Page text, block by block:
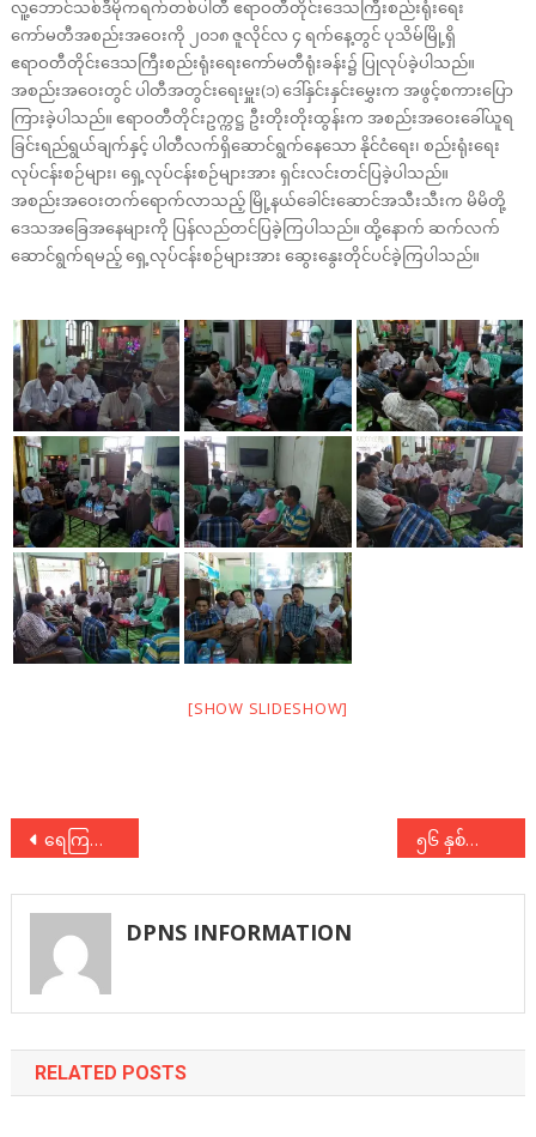
လူ့ဘောင်သစ်ဒီမိုကရက်တစ်ပါတီ ဧရာဝတီတိုင်းဒေသကြီးစည်းရုံးရေး
ကော်မတီအစည်းအဝေးကို ၂၀၁၈ ဇူလိုင်လ ၄ ရက်နေ့တွင် ပုသိမ်မြို့ရှိ
ဧရာဝတီတိုင်းဒေသကြီးစည်းရုံးရေးကော်မတီရုံးခန်း၌ ပြုလုပ်ခဲ့ပါသည်။
အစည်းအဝေးတွင် ပါတီအတွင်းရေးမှူး(၁) ဒေါ်နှင်းနှင်းမွှေးက အဖွင့်စကားပြော
ကြားခဲ့ပါသည်။ ဧရာဝတီတိုင်းဥက္ကဋ္ဌ ဦးတိုးတိုးထွန်းက အစည်းအဝေးခေါ်ယူရ
ခြင်းရည်ရွယ်ချက်နှင့် ပါတီလက်ရှိဆောင်ရွက်နေသော နိုင်ငံရေး၊ စည်းရုံးရေး
လုပ်ငန်းစဉ်များ၊ ရှေ့လုပ်ငန်းစဉ်များအား ရှင်းလင်းတင်ပြခဲ့ပါသည်။
အစည်းအဝေးတက်ရောက်လာသည့် မြို့နယ်ခေါင်းဆောင်အသီးသီးက မိမိတို့
ဒေသအခြေအနေများကို ပြန်လည်တင်ပြခဲ့ကြပါသည်။ ထို့နောက် ဆက်လက်
ဆောင်ရွက်ရမည့် ရှေ့လုပ်ငန်းစဉ်များအား ဆွေးနွေးတိုင်ပင်ခဲ့ကြပါသည်။
[SHOW SLIDESHOW]
Post
navigation
ရေကြည်မြို့နယ်စည်းရုံးရေးမှူးများနှင့် ပါတီဗဟိုစည်းရုံးရေးကော်မတီဝင်များ၏ ဆွေးနွေးပွဲ ၅၆ နှစ်မြောက် ၇-ဇူလိုင် အခမ်းအနား
DPNS INFORMATION
RELATED POSTS